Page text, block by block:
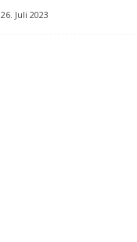
26. Juli 2023